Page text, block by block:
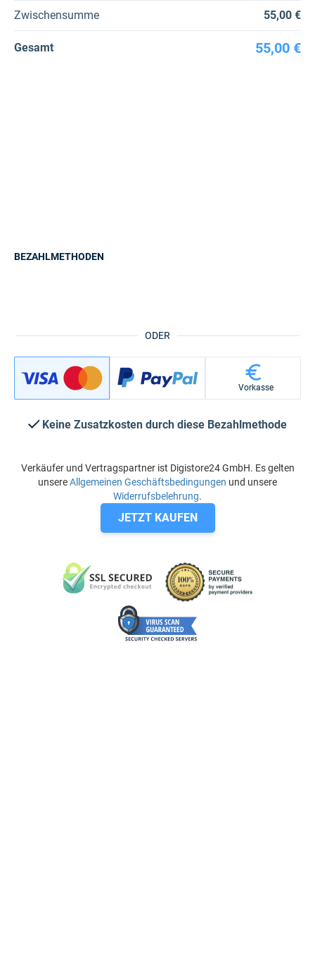
Zwischensumme 55,00 €
Gesamt 55,00 €
ODER
BEZAHLMETHODEN
Vorkasse
Keine Zusatzkosten durch diese Bezahlmethode
Verkäufer und Vertragspartner ist Digistore24 GmbH. Es gelten
unsereAllgemeinen Geschäftsbedingungen und unsere
Widerrufsbelehrung.
JETZT KAUFEN